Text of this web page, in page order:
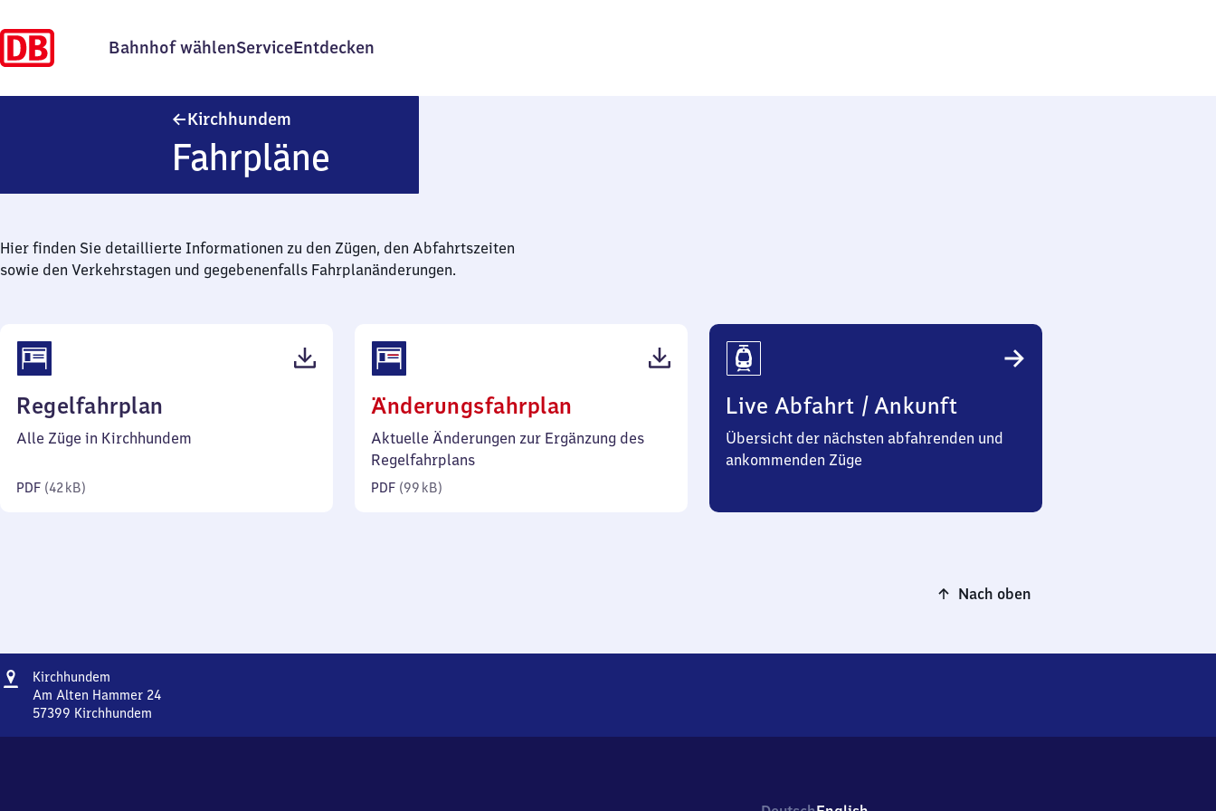
Bahnhof wählenServiceEntdecken
Kirchhundem
Fahrpläne
Hier finden Sie detaillierte Informationen zu den Zügen, den Abfahrtszeiten
sowie den Verkehrstagen und gegebenenfalls Fahrplanänderungen.
Regelfahrplan
42
Alle Züge in Kirchhundem
PDF (42 kB)
Änderungsfahrplan
99
Aktuelle Änderungen zur Ergänzung des
Regelfahrplans
PDF (99 kB)
Live Abfahrt / Ankunft
Übersicht der nächsten abfahrenden und
ankommenden Züge
Nach oben
Adresse
Kirchhundem
Am Alten Hammer 24
57399 Kirchhundem